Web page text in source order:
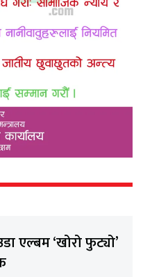
एल्बम ‘खोरो फुट्यो’